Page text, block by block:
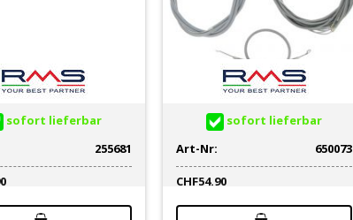
sofort lieferbar
255681
sofort lieferbar
Art-Nr:
650073
CHF54.90